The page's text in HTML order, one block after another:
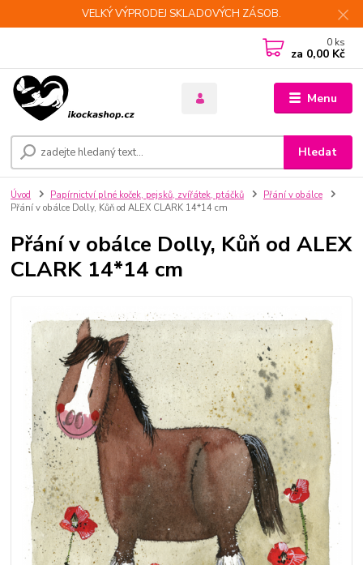
VELKÝ VÝPRODEJ SKLADOVÝCH ZÁSOB.
Menu
Hledat
0 ks
za 0,00 Kč
Úvod Papírnictví plné koček, pejsků, zvířátek, ptáčků
Přání v obálce
Přání v obálce Dolly, Kůň od ALEX CLARK 14*14 cm
Přání v obálce Dolly, Kůň od ALEX
CLARK 14*14 cm